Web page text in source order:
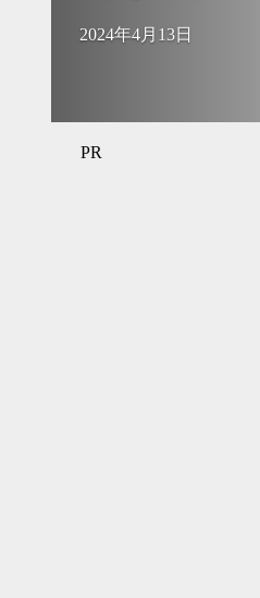
2024年4月13日
PR